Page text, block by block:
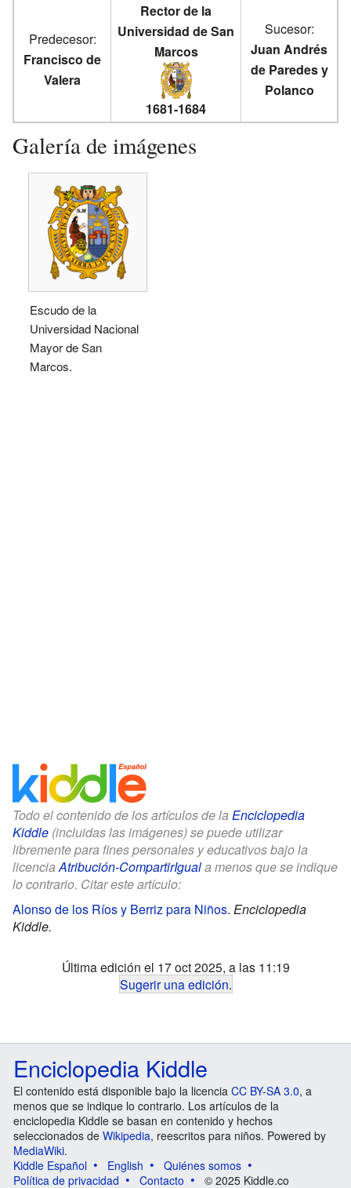
Predecesor:
Francisco de
Valera
Rector de la
Universidad de San
Marcos
1681-1684
Sucesor:
Juan Andrés
de Paredes y
Polanco
Galería de imágenes
Escudo de la
Universidad Nacional
Mayor de San
Marcos.
Todo el contenido de los artículos de la Enciclopedia
Kiddle (incluidas las imágenes) se puede utilizar
libremente para fines personales y educativos bajo la
licenciaAtribución-CompartirIguala menos que se indique
lo contrario. Citar este artículo:
Alonso de los Ríos y Berriz para Niños. Enciclopedia
Kiddle.
Última edición el 17 oct 2025, a las 11:19
Sugerir una edición.
Enciclopedia Kiddle
El contenido está disponible bajo la licencia CC BY-SA 3.0, a
menos que se indique lo contrario. Los artículos de la
enciclopedia Kiddle se basan en contenido y hechos
seleccionados de Wikipedia, reescritos para niños. Powered by
MediaWiki.
Kiddle Español
English
Quiénes somos
Política de privacidad
Contacto © 2025 Kiddle.co